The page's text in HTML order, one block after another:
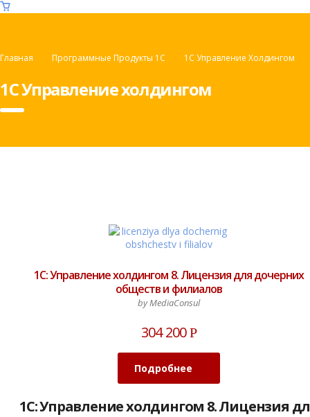
Главная Программные Продукты 1С 1С Управление Холдингом
1С Управление холдингом
1С: Управление холдингом 8. Лицензия для дочерних
обществ и филиалов
by MediaConsul
304 200Р
Подробнее
1С: Управление холдингом 8. Лицензия